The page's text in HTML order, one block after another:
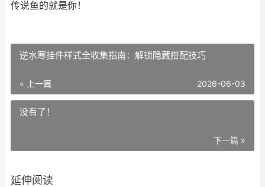
传说鱼的就是你！
逆水寒挂件样式全收集指南：解锁隐藏搭配技巧
« 上一篇 2026-06-03
没有了！
下一篇 »
延伸阅读